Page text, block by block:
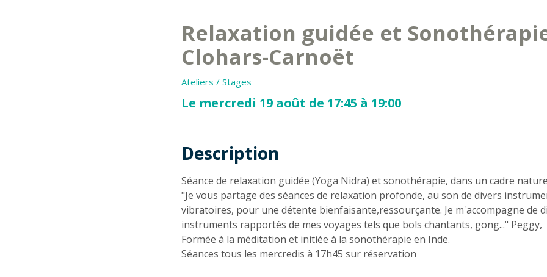
Relaxation guidée et
Clohars-Carnoët
Ateliers / Stages
Le mercredi 19 août de 17:45 à 19:00
Description
Description
Séance de relaxation guidée (Yoga Nidra) et sonothérapie, dans un cadre
"Je vous partage des séances de relaxation profonde, au son de divers
vibratoires, pour une détente bienfaisante,ressourçante. Je m'accompagne de
instruments rapportés de mes voyages tels que bols chantants, gong..." Peggy,
Formée à la méditation et initiée à la sonothérapie en Inde.
Séances tous les mercredis à 17h45 sur réservation